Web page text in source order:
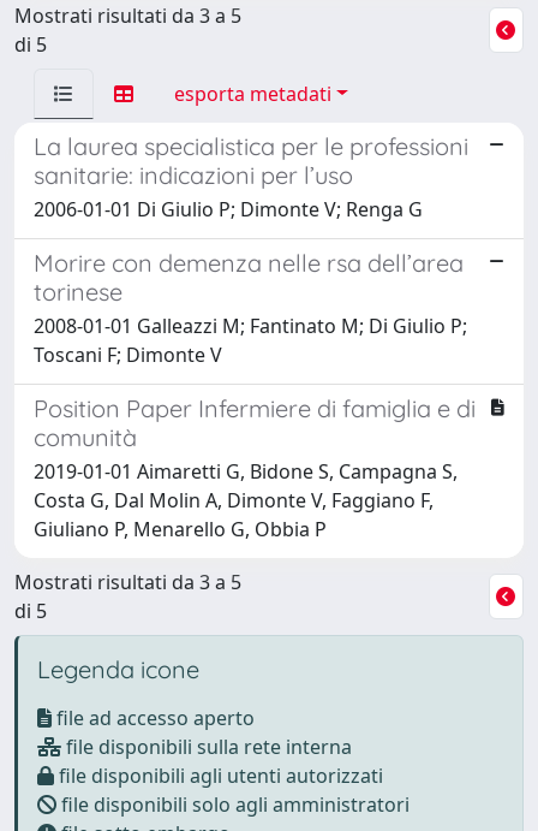
Mostrati risultati da 3 a 5
di 5
esporta metadati
La laurea specialistica per le professioni
sanitarie: indicazioni per l’uso
2006-01-01 Di Giulio P; Dimonte V; Renga G
Morire con demenza nelle rsa dell’area
torinese
2008-01-01 Galleazzi M; Fantinato M; Di Giulio P;
Toscani F; Dimonte V
Position Paper Infermiere di famiglia e di
comunità
2019-01-01 Aimaretti G, Bidone S, Campagna S,
Costa G, Dal Molin A, Dimonte V, Faggiano F,
Giuliano P, Menarello G, Obbia P
Mostrati risultati da 3 a 5
di 5
Legenda icone
file ad accesso aperto
file disponibili sulla rete interna
file disponibili agli utenti autorizzati
file disponibili solo agli amministratori